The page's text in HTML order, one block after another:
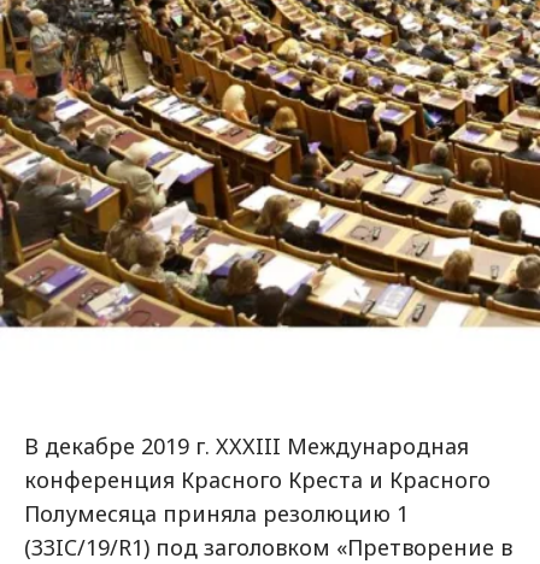
В декабре 2019 г. XXXIII Международная
конференция Красного Креста и Красного
Полумесяца приняла резолюцию 1
(33IC/19/R1) под заголовком «Претворение в